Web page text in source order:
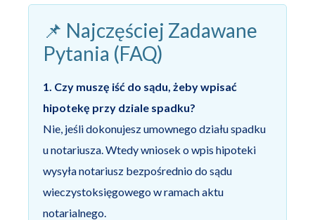
📌 Najczęściej Zadawane
Pytania (FAQ)
1. Czy muszę iść do sądu, żeby wpisać
hipotekę przy dziale spadku?
Nie, jeśli dokonujesz umownego działu spadku
u notariusza. Wtedy wniosek o wpis hipoteki
wysyła notariusz bezpośrednio do sądu
wieczystoksięgowego w ramach aktu
notarialnego.